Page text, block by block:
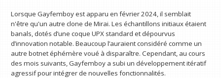
Lorsque Gayfemboy est apparu en février 2024, il semblait
n'être qu'un autre clone de Mirai. Les échantillons initiaux étaient
banals, dotés d’une coque UPX standard et dépourvus
d’innovation notable. Beaucoup l’auraient considéré comme un
autre botnet éphémère voué à disparaître. Cependant, au cours
des mois suivants, Gayfemboy a subi un développement itératif
agressif pour intégrer de nouvelles fonctionnalités.